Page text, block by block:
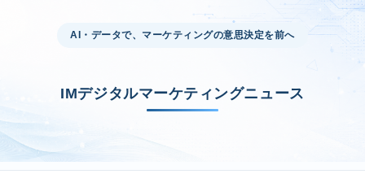
AI・データで、マーケティングの意思決定を前へ
IMデジタルマーケティングニュース